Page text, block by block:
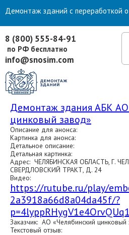
8 (800) 555-84-91
по РФ бесплатно
info@snosim.com
Демонтаж зданий с переработкой
Демонтаж здания АБК
цинковый завод»
Описание для анонса:
Картинка для анонса:
Детальное описание:
Детальная картинка:
Адрес: ЧЕЛЯБИНСКАЯ ОБЛАСТЬ, Г.
СВЕРДЛОВСКИЙ ТРАКТ, Д. 24
Видео:
https://rutube.ru/play/
2a3918a66d8a04da45f/?
Заказчик: АО «Челябинский цинковый
Текстовый отзыв: